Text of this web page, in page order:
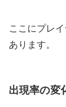
ここにプレ
あります。
出現率の変